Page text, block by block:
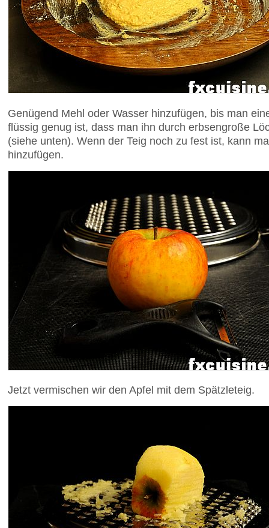
Genügend Mehl oder Wasser hinzufügen, bis man
flüssig genug ist, dass man ihn durch erbsengroße
(siehe unten). Wenn der Teig noch zu fest ist, kann
hinzufügen.
Jetzt vermischen wir den Apfel mit dem Spätzleteig.